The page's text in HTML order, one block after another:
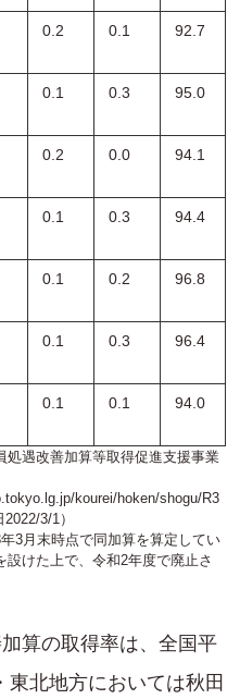
0.2 0.1 92.7
0.1 0.3 95.0
0.2 0.0 94.1
0.1 0.3 94.4
0.1 0.2 96.8
0.1 0.3 96.4
0.1 0.1 94.0
処遇改善加算等取得促進支援事業
kourei/hoken/shogu/R3
3/1）
月末時点で同加算を算定してい
けた上で、令和2年度で廃止さ
算の取得率は、全国平
北地方においては秋田